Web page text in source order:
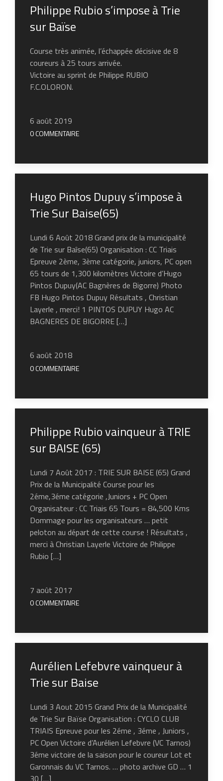
Philippe Rubio s’impose à Trie
sur Baïse
Course très animée, l’échappée décisive de 8
coureurs à 25 tours arrivée.
Victoire au sprint de Philippe RUBIO
F.C.OLORON.
6 août 2019
0 COMMENTAIRE
Hugo Pintos Dupuy s’impose à
Trie Sur Baise(65)
Lundi 6 Août 2018 Grand prix de la municipalité
de Trie sur Baîse(65) Organisation : CC Triais
Epreuve 2ème, 3ème catégorie, juniors, PC open
65 tours de 1,300 kilomètres Victoire d’Hugo
Pintos Dupuy(AC Bagnères de Bigorre) Photo
FB Hugo Pintos Dupuy Résultats , Christian
Layerle , merci! 1 PINTOS DUPUY Hugo AC
BAGNERES DE BIGORRE […]
6 août 2018
0 COMMENTAIRE
Philippe Rubio vainqueur à TRIE
sur BAISE (65)
Lundi 7 Août 2017 : TRIE SUR BAISE (65) Grand
Prix de la Municipalité Course pour les
2éme,3éme catégorie ,Juniors + PC Open
Organisateur : CC Triais 65 Tours = 84,500 Kms
Dommage pour les organisateurs … petit
peloton au départ de cette course ! Résultats ,
merci à Christian Layerle Victoire de Philippe
Rubio […]
7 août 2017
0 COMMENTAIRE
Aurélien Lefebvre vainqueur à
Trie sur Baise
Lundi 3 Aout 2015 Grand Prix de la Municipalité
de Trie Sur Baïse Organisation : CYCLO CLUB
TRIAIS Epreuve pour les 2éme , 3éme , Juniors ,
PC Open Victoire d’Aurélien Lefebvre (VC Tarnos)
3éme victoire de la saison pour le coureur Lot et
Garonnais du VC Tarnos. … photo archive GD … 1
30 […]